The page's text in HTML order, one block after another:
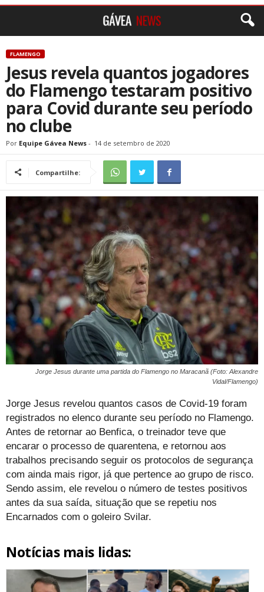
FLAMENGO
Jesus revela quantos jogadores
do Flamengo testaram positivo
para Covid durante seu período
no clube
Por Equipe Gávea News - 14 de setembro de 2020
Compartilhe:
Jorge Jesus durante uma partida do Flamengo no Maracanã (Foto: Alexandre
Vidal/Flamengo)
Jorge Jesus revelou quantos casos de Covid-19 foram
registrados no elenco durante seu período no Flamengo.
Antes de retornar ao Benfica, o treinador teve que
encarar o processo de quarentena, e retornou aos
trabalhos precisando seguir os protocolos de segurança
com ainda mais rigor, já que pertence ao grupo de risco.
Sendo assim, ele revelou o número de testes positivos
antes da sua saída, situação que se repetiu nos
Encarnados com o goleiro Svilar.
Notícias mais lidas: